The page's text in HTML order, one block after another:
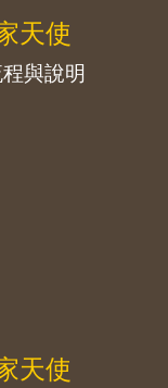
天使
與說明
天使